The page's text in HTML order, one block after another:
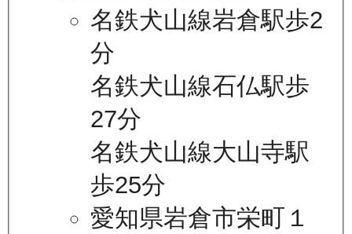
名鉄犬山線岩倉駅歩2
分
名鉄犬山線石仏駅歩
27分
名鉄犬山線大山寺駅
歩25分
愛知県岩倉市栄町１